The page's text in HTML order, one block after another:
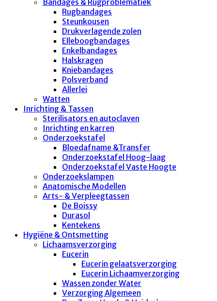
Rugbandages
Steunkousen
Drukverlagende zolen
Elleboogbandages
Enkelbandages
Halskragen
Kniebandages
Polsverband
Allerlei
Watten
Inrichting & Tassen
Sterilisators en autoclaven
Inrichting en karren
Onderzoekstafel
Bloedafname &Transfer
Onderzoekstafel Hoog-laag
Onderzoekstafel Vaste Hoogte
Onderzoekslampen
Anatomische Modellen
Arts- & Verpleegtassen
De Boissy
Durasol
Kentekens
Hygiëne & Ontsmetting
Lichaamsverzorging
Eucerin
Eucerin gelaatsverzorging
Eucerin Lichaamverzorging
Wassen zonder Water
Verzorging Algemeen